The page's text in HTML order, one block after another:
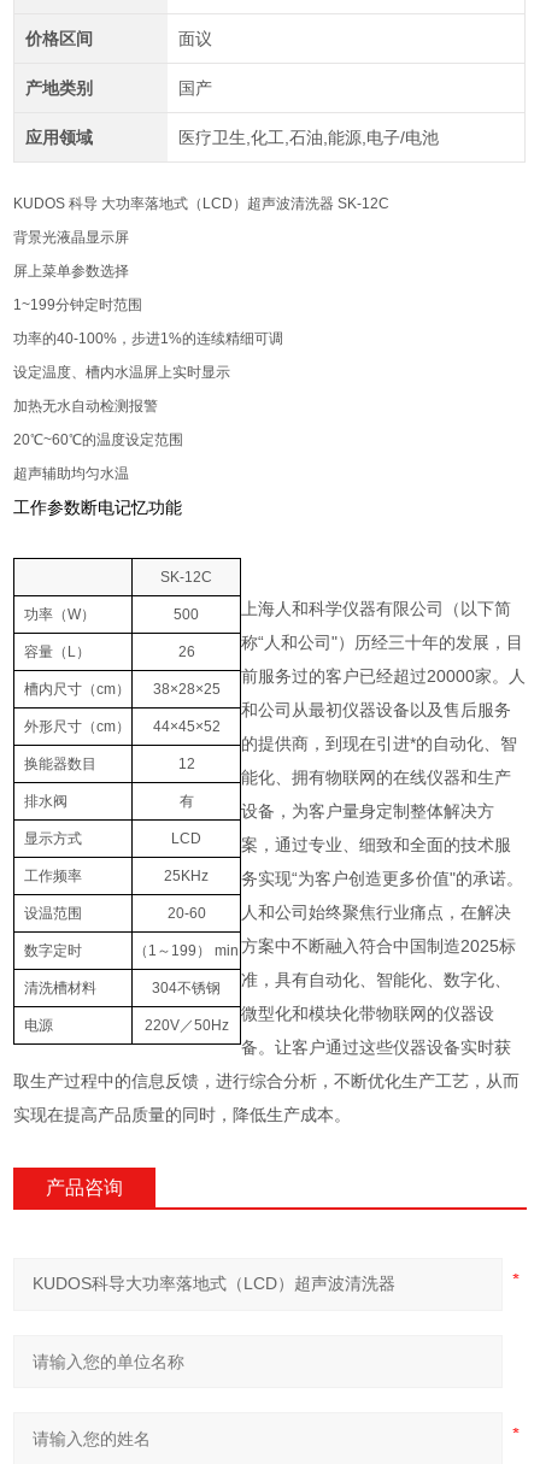
价格区间 面议
产地类别 国产
应用领域 医疗卫生,化工,石油,能源,电子/电池
KUDOS 科导 大功率落地式（LCD）超声波清洗器 SK-12C
背景光液晶显示屏
屏上菜单参数选择
1~199分钟定时范围
功率的40-100% ，步进1%的连续精细可调
设定温度、槽内水温屏上实时显示
加热无水自动检测报警
20℃~60℃的温度设定范围
超声辅助均匀水温
工作参数断电记忆功能
SK-12C
功率 （W） 500
容量 （L） 26
槽内尺寸 （cm） 38×28×25
外形尺寸 （cm） 44×45×52
换能器数目 12
排水阀 有
显示方式 LCD
工作频率 25KHz
设温范围 20-60
数字定时 （1 ～ 199） min
清洗槽材料 304不锈钢
电源 220V／50Hz
上海人和科学仪器有限公司（以下简
称“人和公司"）历经三十年的发展，目
前服务过的客户已经超过20000家。人
和公司从最初仪器设备以及售后服务
的提供商，到现在引进*的自动化、智
能化、拥有物联网的在线仪器和生产
设备，为客户量身定制整体解决方
案，通过专业、细致和全面的技术服
务实现“为客户创造更多价值"的承诺。
人和公司始终聚焦行业痛点，在解决
方案中不断融入符合中国制造2025标
准，具有自动化、智能化、数字化、
微型化和模块化带物联网的仪器设
备。让客户通过这些仪器设备实时获
取生产过程中的信息反馈，进行综合分析，不断优化生产工艺，从而
实现在提高产品质量的同时，降低生产成本。
产品咨询